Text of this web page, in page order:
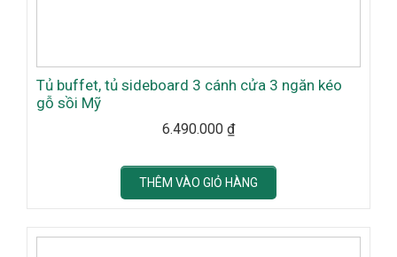
Tủ buffet, tủ sideboard 3 cánh cửa 3 ngăn kéo
gỗ sồi Mỹ
6.490.000 ₫
THÊM VÀO GIỎ HÀNG